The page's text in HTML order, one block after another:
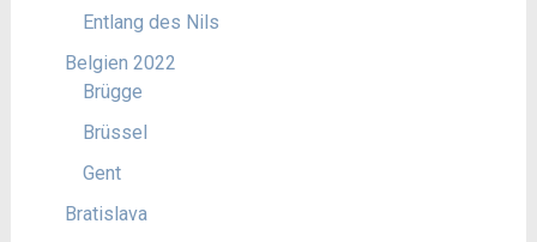
Entlang des Nils
Belgien 2022
Brügge
Brüssel
Gent
Bratislava